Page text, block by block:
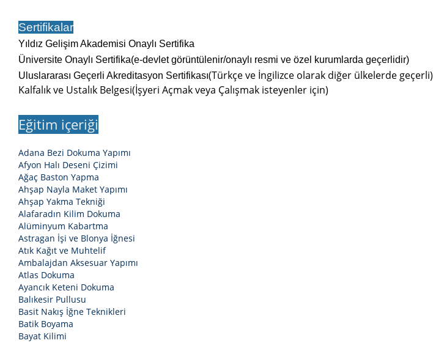
Sertifikalar
Yıldız Gelişim Akademisi Onaylı Sertifika
Üniversite Onaylı Sertifika(e-devlet görüntülenir/onaylı resmi ve özel kurumlarda geçerlidir)
Uluslararası Geçerli Akreditasyon Sertifikası(Türkçe ve İngilizce olarak diğer ülkelerde geçerli)
Kalfalık ve Ustalık Belgesi(İşyeri Açmak veya Çalışmak isteyenler için)
Eğitim içeriği
Adana Bezi Dokuma Yapımı
Afyon Halı Deseni Çizimi
Ağaç Baston Yapma
Ahşap Nayla Maket Yapımı
Ahşap Yakma Tekniği
Alafaradın Kilim Dokuma
Alüminyum Kabartma
Astragan İşi ve Blonya İğnesi
Atık Kağıt ve Muhtelif
Ambalajdan Aksesuar Yapımı
Atlas Dokuma
Ayancık Keteni Dokuma
Balıkesir Pullusu
Basit Nakış İğne Teknikleri
Batik Boyama
Bayat Kilimi